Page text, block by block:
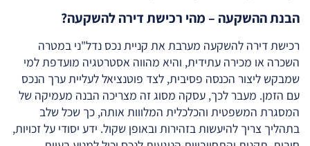
הבנת ההשקעה – מהי רכישת דירה להשקעה?
רכישת דירה להשקעה מערבת את קניית נכס נדל"ני במטרה
השכרה או מכירה עתידית, והיא מהווה אסטרטגיה מועדפת למי
שמבקש ליצור הכנסה פסיבית, לצד פוטנציאל לעליית ערך הנכס
עם הזמן. מעבר לכך, עסקה מסוג זה מצריכה הבנה מעמיקה של
המסגרת המשפטית והכלכלית המלווות אותה, כך שכל שלב
בתהליך צריך להיעשות בזהירות ובאופן שקול. ידע יסודי על זכויות,